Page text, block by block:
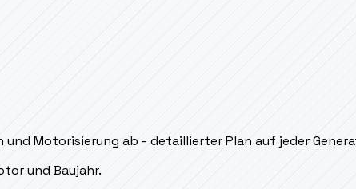
und Motorisierung ab - detaillierter Plan auf jeder
und Baujahr.